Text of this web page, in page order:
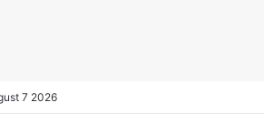
7 2026